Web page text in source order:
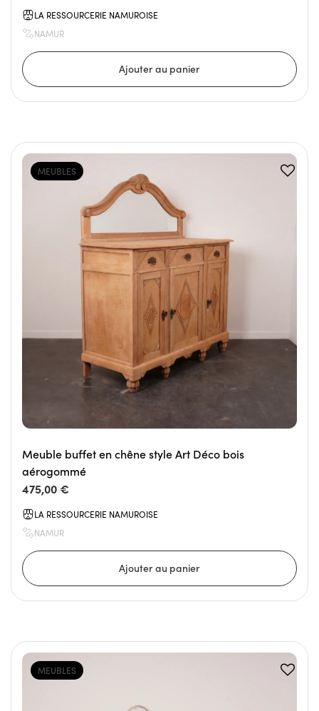
LA RESSOURCERIE NAMUROISE
NAMUR
MEUBLES
Meuble buffet en chêne style Art Déco bois
aérogommé
475,00 €
LA RESSOURCERIE NAMUROISE
NAMUR
MEUBLES